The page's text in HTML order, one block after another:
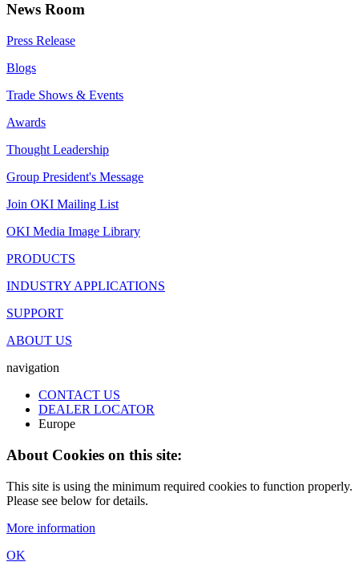
News Room
Press Release
Blogs
Trade Shows & Events
Awards
Thought Leadership
Group President's Message
Join OKI Mailing List
OKI Media Image Library
PRODUCTS
INDUSTRY APPLICATIONS
SUPPORT
ABOUT US
navigation
CONTACT US
DEALER LOCATOR
Europe
About Cookies on this site:
This site is using the minimum required cookies to function properly.
Please see below for details.
More information
OK